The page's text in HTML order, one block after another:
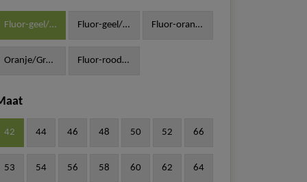
Fluor-geel/Grijs Fluor-geel/Navy Fluor-oranje/Navy
Oranje/Groen Fluor-rood/Grijs
42 44 46 48 50 52 66
53 54 56 58 60 62 64